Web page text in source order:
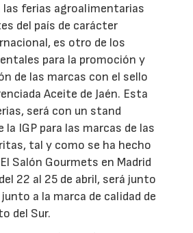
las ferias agroalimentarias
del país de carácter
es otro de los
para la promoción y
de las marcas con el sello
Aceite de Jaén. Esta
será con un stand
IGP para las marcas de las
tal y como se ha hecho
Salón Gourmets en Madrid
22 al 25 de abril, será junto
a la marca de calidad de
del Sur.